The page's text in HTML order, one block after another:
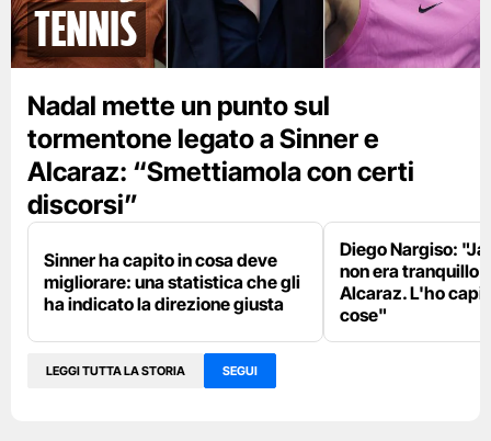
tennis
Nadal mette un punto sul
tormentone legato a Sinner e
Alcaraz: “Smettiamola con certi
discorsi”
Sinner ha capito in cosa deve
migliorare: una statistica che gli
ha indicato la direzione giusta
Diego Nargiso:
non era tranquillo
Alcaraz. L'ho
cose"
LEGGI TUTTA LA STORIA SEGUI